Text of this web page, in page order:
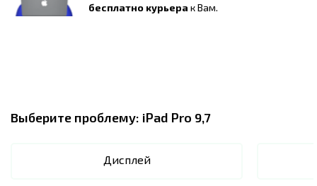
бесплатно курьера к Вам.
Выберите проблему: iPad Pro 9,7
Дисплей